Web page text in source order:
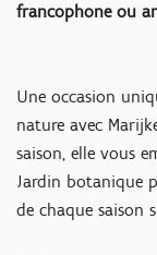
francophone ou
Une occasion
nature avec
saison, elle vous
Jardin botanique
de chaque saison